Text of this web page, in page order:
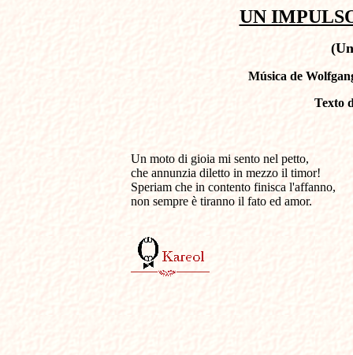
UN
Música de
Texto
Un moto di gioia mi sento nel
che annunzia diletto in mezzo il timor!
Speriam che in contento finisca l'affanno,
non sempre è tiranno il fato ed amor.